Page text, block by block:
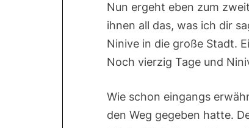
Nun ergeht eben zum
ihnen all das, was ich dir
Ninive in die große Stadt.
Noch vierzig Tage und
Wie schon eingangs
den Weg gegeben hatte.